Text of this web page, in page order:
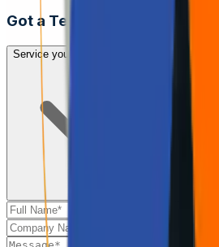
Got a Tech Challenge? Let’s
Service you are looking for?*